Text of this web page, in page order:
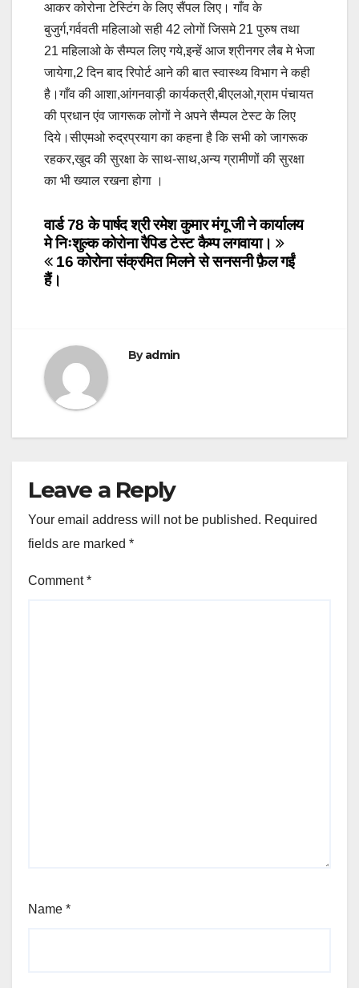
आकर कोरोना टेस्टिंग के लिए सैंपल लिए। गाँव के
बुजुर्ग,गर्ववती महिलाओ सही 42 लोगों जिसमे 21 पुरुष तथा
21 महिलाओ के सैम्पल लिए गये,इन्हें आज श्रीनगर लैब मे भेजा
जायेगा,2 दिन बाद रिपोर्ट आने की बात स्वास्थ्य विभाग ने कही
है।गाँव की आशा,आंगनवाड़ी कार्यकत्री,बीएलओ,ग्राम पंचायत
की प्रधान एंव जागरूक लोगों ने अपने सैम्पल टेस्ट के लिए
दिये।सीएमओ रुद्रप्रयाग का कहना है कि सभी को जागरूक
रहकर,खुद की सुरक्षा के साथ-साथ,अन्य ग्रामीणों की सुरक्षा
का भी ख्याल रखना होगा ।
Post
navigation
वार्ड 78 के पार्षद श्री रमेश कुमार मंगू जी ने कार्यालय
मे निःशुल्क कोरोना रैपिड टेस्ट कैम्प लगवाया।
16 कोरोना संक्रमित मिलने से सनसनी फ़ैल गईं
हैं।
Byadmin
Leave a Reply
Your email address will not be published. Required
fields are marked *
Comment*
Name *